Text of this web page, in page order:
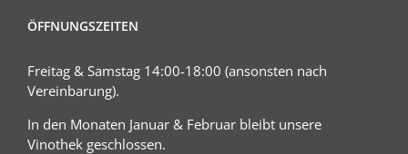
ÖFFNUNGSZEITEN
Freitag & Samstag 14:00-18:00 (ansonsten nach
Vereinbarung).
In den Monaten Januar & Februar bleibt unsere
Vinothek geschlossen.